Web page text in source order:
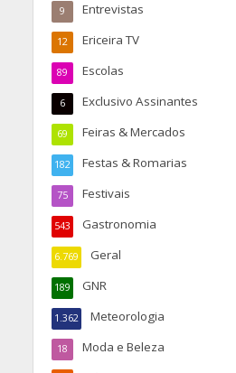
Entrevistas
9
Ericeira TV
12
Escolas
89
Exclusivo Assinantes
6
Feiras & Mercados
69
Festas & Romarias
182
Festivais
75
Gastronomia
543
Geral
6.769
GNR
189
Meteorologia
1.362
Moda e Beleza
18